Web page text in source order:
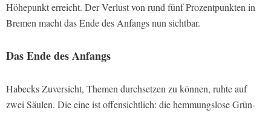
Höhepunkt erreicht. Der Verlust von rund fünf Prozentpunkten in
Bremen macht das Ende des Anfangs nun sichtbar.
Das Ende des Anfangs
Habecks Zuversicht, Themen durchsetzen zu können, ruhte auf
zwei Säulen. Die eine ist offensichtlich: die hemmungslose Grün-